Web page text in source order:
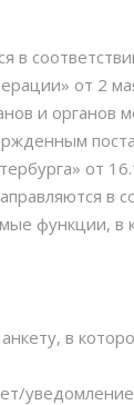
в
от 2
и органов
от
в
функции,
в